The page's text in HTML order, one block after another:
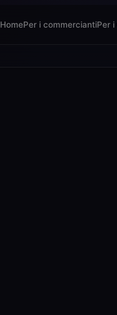
HomePer i commerciantiPer i